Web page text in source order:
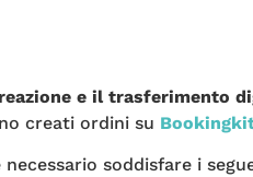
e il trasferimento
creati ordini su
soddisfare i